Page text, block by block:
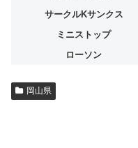
サークルKサンクス
ミニストップ
ローソン
岡山県